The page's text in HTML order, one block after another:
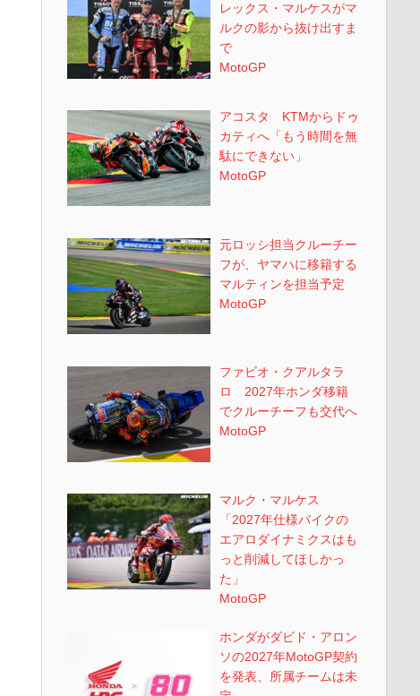
レックス・マルケスがマ
ルクの影から抜け出すま
で
MotoGP
アコスタ KTMからドゥ
カティへ「もう時間を無
駄にできない」
MotoGP
元ロッシ担当クルーチー
フが、ヤマハに移籍する
マルティンを担当予定
MotoGP
ファビオ・クアルタラ
ロ 2027年ホンダ移籍
でクルーチーフも交代へ
MotoGP
マルク・マルケス
「2027年仕様バイクの
エアロダイナミクスはも
っと削減してほしかっ
た」
MotoGP
ホンダがダビド・アロン
ソの2027年MotoGP契約
を発表、所属チームは未